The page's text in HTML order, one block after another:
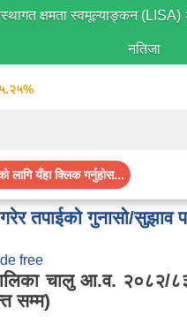
क्षमता स्वमूल्याङ्कन (LISA)
नतिजा
लागि यँहा क्लिक गर्नुहोस...
तपाईको गुनासो/सुझाव
चालु आ.व. २०८२/
सम्म)